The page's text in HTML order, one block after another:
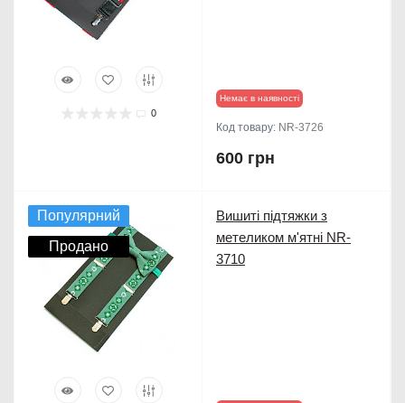
0
Немає в наявності
Код товару: NR-3726
600 грн
Популярний
Продано
Вишиті підтяжки з
метеликом м'ятні NR-
3710